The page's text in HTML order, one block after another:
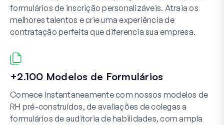
formulários de inscrição personalizáveis. Atraia os
melhores talentos e crie uma experiência de
contratação perfeita que diferencia sua empresa.
+2.100 Modelos de Formulários
Comece instantaneamente com nossos modelos de
RH pré-construídos, de avaliações de colegas a
formulários de auditoria de habilidades, com ampla